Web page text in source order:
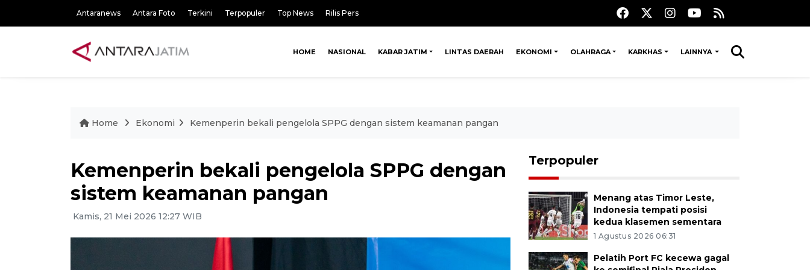
Antaranews Antara Foto Terkini Terpopuler Top News Rilis Pers
HOME NASIONAL KABAR JATIM LINTAS DAERAH EKONOMI OLAHRAGA KARKHAS LAINNYA
Home Ekonomi Kemenperin bekali pengelola SPPG dengan sistem keamanan pangan
Kemenperin bekali pengelola SPPG dengan
sistem keamanan pangan
Kamis, 21 Mei 2026 12:27 WIB
Terpopuler
Menang atas Timor Leste,
Indonesia tempati posisi
kedua klasemen sementara
1 Agustus 2026 06:31
Pelatih Port FC kecewa gagal